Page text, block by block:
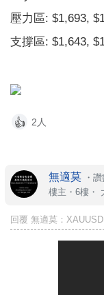
壓力區: $1,693,
支撐區: $1,643,
👍 2人
無適莫 ・讚
樓主 ・6樓・
回覆 無適莫：